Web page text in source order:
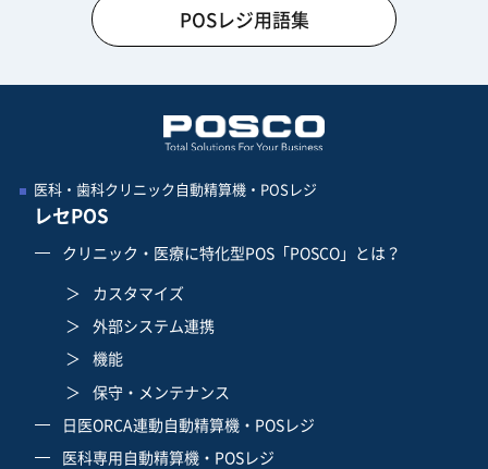
POSレジ用語集
医科・歯科クリニック自動精算機・POSレジ
レセPOS
クリニック・医療に特化型POS「POSCO」とは？
カスタマイズ
外部システム連携
機能
保守・メンテナンス
日医ORCA連動自動精算機・POSレジ
医科専用自動精算機・POSレジ